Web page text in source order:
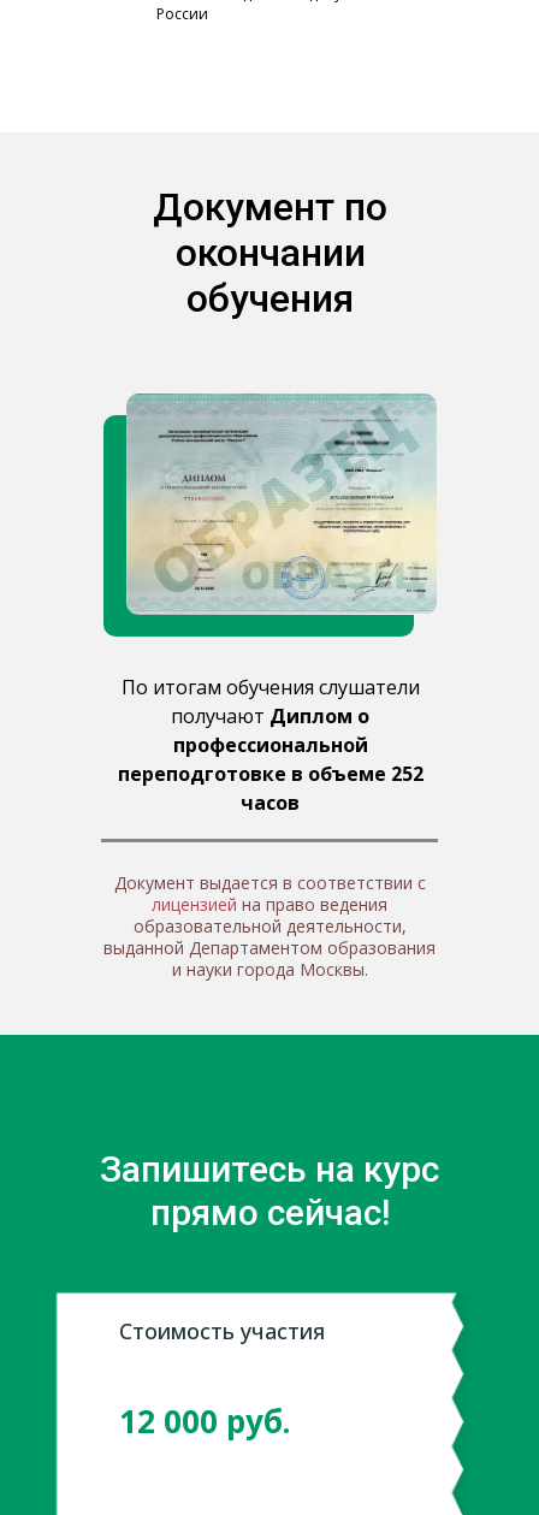
России
По итогам обучения слушатели
получают Диплом о
профессиональной
переподготовке в объеме 252
часов
Документ выдается в соответствии с
лицензией на право ведения
образовательной деятельности,
выданной Департаментом образования
и науки города Москвы.
Документ по
окончании
обучения
Запишитесь на курс
прямо сейчас!
12 000 руб.
Стоимость участия